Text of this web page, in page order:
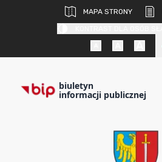
MAPA STRONY
biuletyn
informacji publicznej